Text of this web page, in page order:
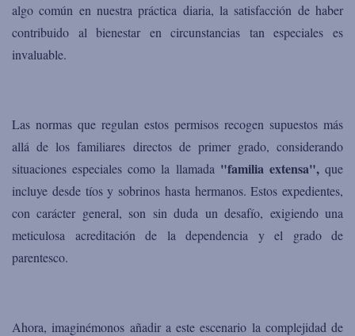
algo común en nuestra práctica diaria, la satisfacción de haber
contribuido al bienestar en circunstancias tan especiales es
invaluable.
Las normas que regulan estos permisos recogen supuestos más
allá de los familiares directos de primer grado, considerando
situaciones especiales como la llamada "familia extensa",que
incluye desde tíos y sobrinos hasta hermanos. Estos expedientes,
con carácter general, son sin duda un desafío, exigiendo una
meticulosa acreditación de la dependencia y el grado de
parentesco.
Ahora, imaginémonos añadir a este escenario la complejidad de